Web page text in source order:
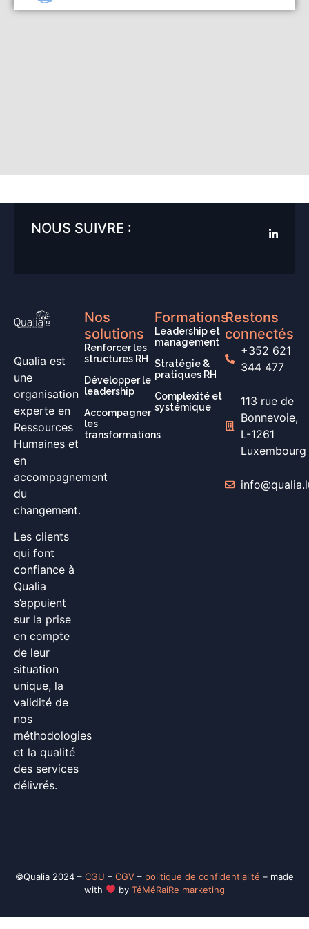
NOUS SUIVRE :
Qualia est
une
organisation
experte en
Ressources
Humaines et
en
accompagnement
du
changement.
Les clients
qui font
confiance à
Qualia
s’appuient
sur la prise
en compte
de leur
situation
unique, la
validité de
nos
méthodologies
et la qualité
des services
délivrés.
Nos
solutions
Renforcer les
structures RH
Développer le
leadership
Accompagner
les
transformations
Formations
Leadership et
management
Stratégie &
pratiques RH
Complexité et
systémique
Restons
connectés
+352 621
344 477
113 rue de
Bonnevoie,
L-1261
Luxembourg
©Qualia 2024 – CGU – CGV – politique de confidentialité – made
with
by TéMéRaiRe marketing